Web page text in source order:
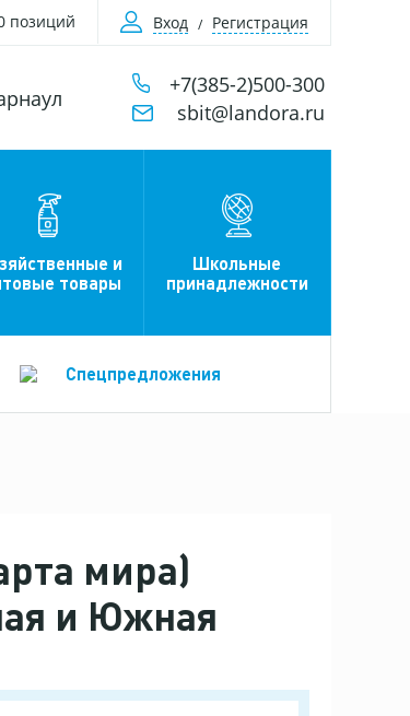
позиций Вход Регистрация
+7(385-2)500-300
sbit@landora.ru
и
товары
Школьные
принадлежности
Спецпредложения
мира)
и Южная